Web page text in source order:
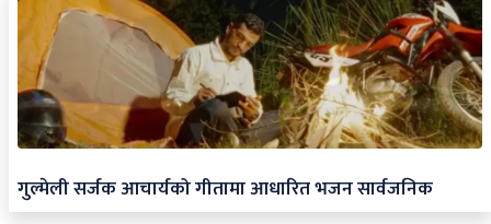
गुल्मेली सर्जक आचार्यको गीतामा आधारित भजन सार्वजनिक